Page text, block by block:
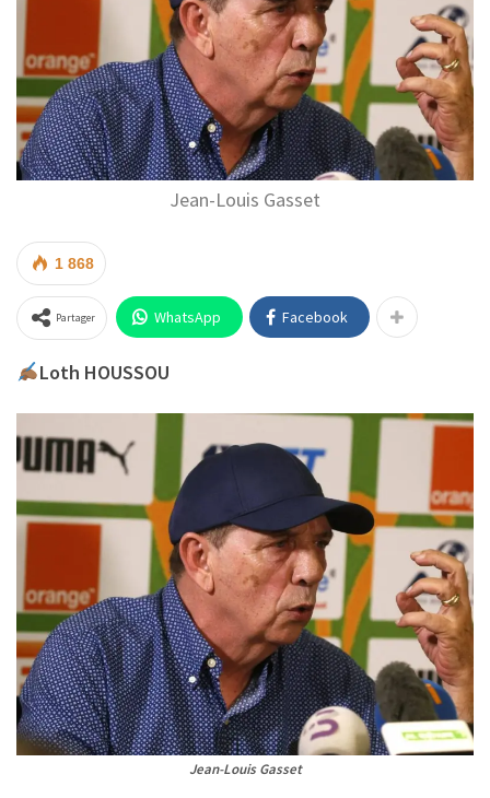
Jean-Louis Gasset
1 868
Partager WhatsApp Facebook
Loth HOUSSOU
Jean-Louis Gasset